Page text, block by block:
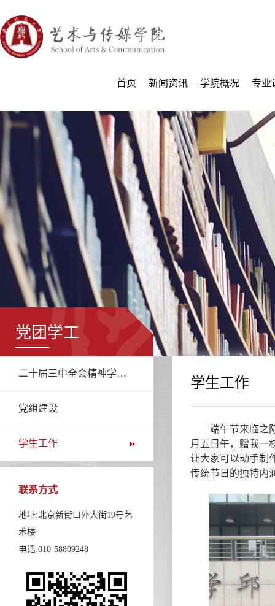
首页 新闻资讯 学院概况 专业
党团学工
二十届三中全会精神学习专栏
党组建设
学生工作
联系方式
地址:北京新街口外大街19号艺
术楼
电话:010-58809248
学生工作
端午节来临之际
月五日午，赠我一
让大家可以动手制
传统节日的独特内